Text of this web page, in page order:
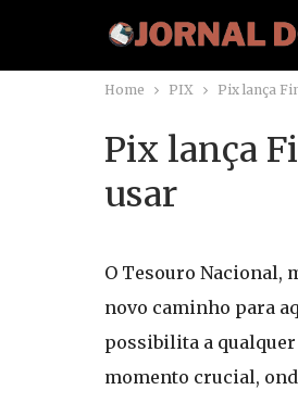
Home PIX Pix lança
Pix lança
usar
O Tesouro Nacional,
novo caminho para
possibilita a qualquer
momento crucial,